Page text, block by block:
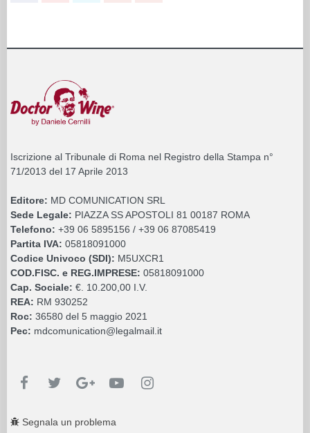
Iscrizione al Tribunale di Roma nel Registro della Stampa n°
71/2013 del 17 Aprile 2013
Editore: MD COMUNICATION SRL
Sede Legale: PIAZZA SS APOSTOLI 81 00187 ROMA
Telefono: +39 06 5895156 / +39 06 87085419
Partita IVA: 05818091000
Codice Univoco (SDI): M5UXCR1
COD.FISC. e REG.IMPRESE: 05818091000
Cap. Sociale: €. 10.200,00 I.V.
REA: RM 930252
Roc: 36580 del 5 maggio 2021
Pec: mdcomunication@legalmail.it
Segnala un problema